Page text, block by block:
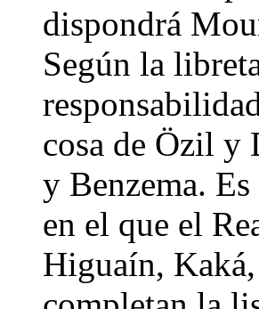
dispondrá
Según la
cosa de Özil y
y Benzema.
en el que el
Higuaín,